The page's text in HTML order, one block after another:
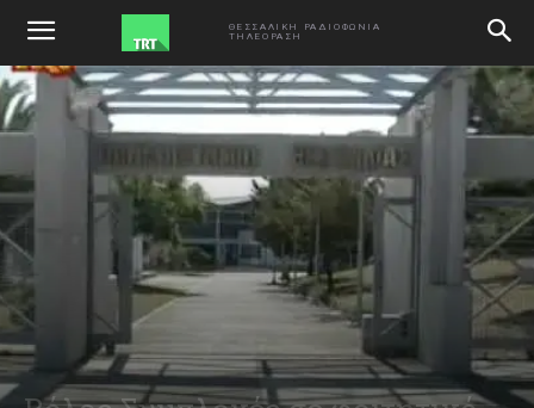
ΘΕΣΣΑΛΙΚΗ ΡΑΔΙΟΦΩΝΙΑ
ΤΗΛΕΟΡΑΣΗ
ΑΡΧΙΚΗ